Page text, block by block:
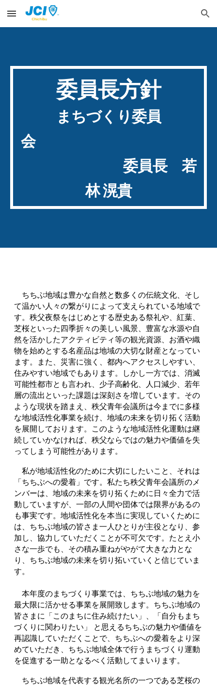
Skip to main content Skip to navigation
委員長方針
まちづくり委員
会
委員長 若
林 滉貴
ちちぶ地域は豊かな自然と数多くの伝統文化、そし
て温かい人々の繋がりによって支えられている地域で
す。秩父夜祭をはじめとする歴史ある祭礼や、紅葉、
芝桜といった四季折々の美しい風景、豊富な水源や自
然を活かしたアクティビティ等の観光資源、お酒や織
物を始めとする名産品は地域の大切な財産となってい
ます。また、災害に強く、都内へアクセスしやすい、
住みやすい地域でもあります。しかし一方では、消滅
可能性都市とも言われ、少子高齢化、人口減少、若年
層の流出といった課題は深刻さを増しています。その
ような現状を踏まえ、秩父青年会議所は今までに多様
な地域活性化事業を続け、地域の未来を切り拓く活動
を展開しております。このような地域活性化運動は継
続していかなければ、秩父ならではの魅力や価値を失
ってしまう可能性があります。
私が地域活性化のために大切にしたいこと、それは
「ちちぶへの愛着」です。私たち秩父青年会議所のメ
ンバーは、地域の未来を切り拓くために日々全力で活
動していますが、一部の人間や団体では限界があるの
も事実です。地域活性化を本当に実現していくために
は、ちちぶ地域の皆さま一人ひとりが主役となり、参
加し、協力していただくことが不可欠です。たとえ小
さな一歩でも、その積み重ねがやがて大きな力とな
り、ちちぶ地域の未来を切り拓いていくと信じていま
す。
本年度のまちづくり事業では、ちちぶ地域の魅力を
最大限に活かせる事業を展開致します。ちちぶ地域の
皆さまに「このまちに住み続けたい」、「自分もまち
づくりに関わりたい」 と思えるちちぶの魅力や価値を
再認識していただくことで、ちちぶへの愛着をより深
めていただき、ちちぶ地域全体で行うまちづくり運動
を促進する一助となるべく活動してまいります。
ちちぶ地域を代表する観光名所の一つである芝桜の